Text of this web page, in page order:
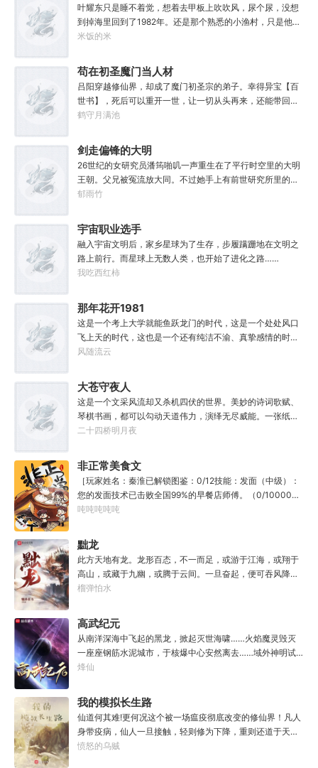
叶耀东只是睡不着觉，想着去甲板上吹吹风，尿个尿，没想
到掉海里回到了1982年。还是那个熟悉的小渔村，只是他已
经不是年轻时候的他了。混账了半辈子，这回他想好好来过
他也没什么大理想大志向，只想挽回遗憾，跟老婆好好过日
子，一家子平安喜乐就好。
米饭的米
苟在初圣魔门当人材
吕阳穿越修仙界，却成了魔门初圣宗的弟子。幸得异宝【百
世书】，死后可以重开一世，让一切从头再来，还能带回前
世的宝物，修为，寿命，甚至觉醒特殊的天赋。奈何次数有
定先在魔门苟住，一世世苦修，不成仙不出山，奈何魔门凶
险异常，遍地都是人材。第一世，吕阳惨遭师姐暗算。第二
世，好不容易反杀师姐，又遭师兄毒手。第三世，第四
世……直到百世之后，再回首，吕阳才发现自己已经成为了
一代魔道巨擘，初圣宗里最畜生的那一个。“魔门个个都是人
鹤守月满池
剑走偏锋的大明
26世纪的女研究员潘筠啪叽一声重生在了平行时空里的大明
王朝。父兄被冤流放大同。不过她手上有前世研究所里的镇
馆神器——灵境！为救家人，潘筠化身道观小道士，仗剑提
度牒。潘筠大剑拍上去：闭嘴，信不信扣你鱼仔。
郁雨竹
宇宙职业选手
融入宇宙文明后，家乡星球为了生存，步履蹒跚地在文明之
路上前行。而星球上无数人类，也开始了进化之路……
我吃西红柿
那年花开1981
这是一个考上大学就能鱼跃龙门的时代，这是一个处处风口
飞上天的时代，这也是一个还有纯洁不渝、真挚感情的时
代；只不过李野刚刚来到这个时代，却被劝着放弃高考进厂
冲刺型选手会考不上？那岂不是辜负了那么多年体育老师的
教导？”
风随流云
大苍守夜人
这是一个文采风流却又杀机四伏的世界。美妙的诗词歌赋、
琴棋书画，都可以勾动天道伟力，演绎无尽威能。一张纸可
封万载凶谷，一滴墨可将三千里海域化为永夜。林苏进入这
人毕生难以触摸的天花板，敢与诸子百家圣人争道。精智
计，察人心，演绎兵法三十六计，弹指间可换一国之君。不
知者谓他情种，知他者，言他为真性情。
二十四桥明月夜
非正常美食文
［玩家姓名：秦淮已解锁图鉴：0/12技能：发面（中级）：
您的发面技术已击败全国99%的早餐店师傅。（0/10000）
调馅（高级）：您的调馅水平已击败全国100%的早餐店师
的那一刻，美食文主角迎来了他加载成功的系统。秦淮：美
食文，早说呀，这个他熟！后来——秦淮发现这好像不是个
单纯的美食文系统。好像还加了些奇奇怪怪的东西。连带着
他看邻居、朋友、客人、员工都不太像人……不过没事。遇
事不决，先吃一口！.游戏说明：1.本游戏自由度极高，请玩
力解锁图鉴。3.一切解释归游戏所有。
吨吨吨吨吨
黜龙
此方天地有龙。龙形百态，不一而足，或游于江海，或翔于
高山，或藏于九幽，或腾于云间。一旦奋起，便可吞风降
雪，引江划河，落雷喷火，分山避海。此处人间也有龙。人
之志。一时机发，便可翻云覆雨，决势分野，定鼎问道，证
位成龙。作为一个迷路的穿越者，张行一开始也想成龙，但
后来，他发现这个行当卷的太厉害了，就决定改行，去黜落
群龙。所谓行尽天下路，使天地处处通，黜遍天下龙，使世
间人人可为龙。
榴弹怕水
高武纪元
从南洋深海中飞起的黑龙，掀起灭世海啸……火焰魔灵毁灭
一座座钢筋水泥城市，于核爆中心安然离去……域外神明试
图统治整片星海……这是人类科技高度发达的未来世界。也
源，心怀能观想星海的奇异神宫，在这个世界艰难前行。多
年以后。“我现在的飞行速度是122682米/每秒，力量爆发
是……”李源在距蓝星表层约180公里的大气层中极速飞行，
冰冷眸子盯着昏暗虚空尽头那条形似神话传说中神龙的庞然
大物：“你，应该是所有入侵半神生命体中最强的一个
烽仙
我的模拟长生路
仙道何其难!更何况这个被一场瘟疫彻底改变的修仙界！凡人
身带疫病，仙人一旦接触，轻则修为下降，重则还道于天，
于是仙凡永隔；仙法不可同修，整个修仙界成为了一个巨大
愤怒的乌贼